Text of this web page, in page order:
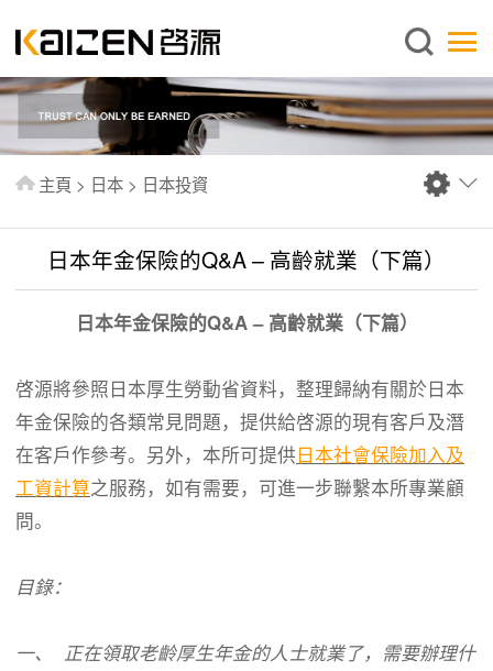
繁體中文
關於啓源
服務範圍
出版刊物
常見問題
聯絡我們
主頁 > 日本 > 日本投資
日本年金保險的Q&A – 高齡就業（下篇）
日本年金保險的Q&A – 高齡就業（下篇）
啓源將參照日本厚生勞動省資料，整理歸納有關於日本
年金保險的各類常見問題，提供給啓源的現有客戶及潛
在客戶作參考。另外，本所可提供日本社會保險加入及
工資計算之服務，如有需要，可進一步聯繫本所專業顧
問。
目錄：
一、 正在領取老齡厚生年金的人士就業了，需要辦理什